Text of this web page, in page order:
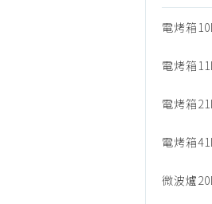
電烤箱
電烤箱
電烤箱
電烤箱
微波爐